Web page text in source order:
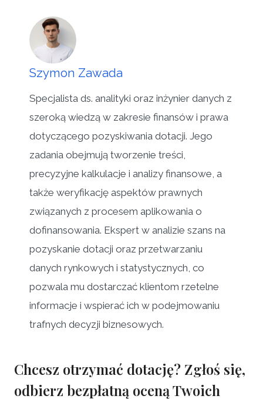
Szymon Zawada
Specjalista ds. analityki oraz inżynier danych z
szeroką wiedzą w zakresie finansów i prawa
dotyczącego pozyskiwania dotacji. Jego
zadania obejmują tworzenie treści,
precyzyjne kalkulacje i analizy finansowe, a
także weryfikację aspektów prawnych
związanych z procesem aplikowania o
dofinansowania. Ekspert w analizie szans na
pozyskanie dotacji oraz przetwarzaniu
danych rynkowych i statystycznych, co
pozwala mu dostarczać klientom rzetelne
informacje i wspierać ich w podejmowaniu
trafnych decyzji biznesowych.
Chcesz otrzymać dotację? Zgłoś się,
odbierz bezpłatną oceną Twoich